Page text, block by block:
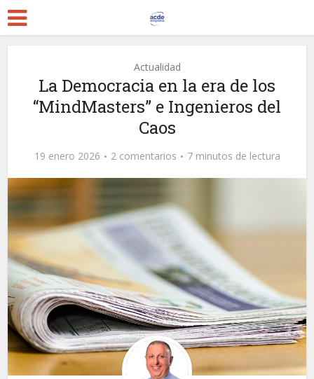
Actualidad
La Democracia en la era de los
“MindMasters” e Ingenieros del
Caos
19 enero 2026 2 comentarios 7 minutos de lectura